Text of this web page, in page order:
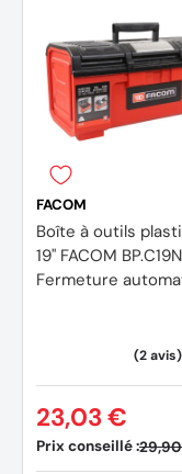
1X Système de
Déploiement
1X
Idéal pour les
FACOM
Boîte à outils
19'' FACOM
Fermeture
Prix conseillé :
23,03 €